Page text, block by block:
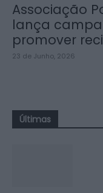
Associação
lança
promover
23 de Junho, 2026
Últimas